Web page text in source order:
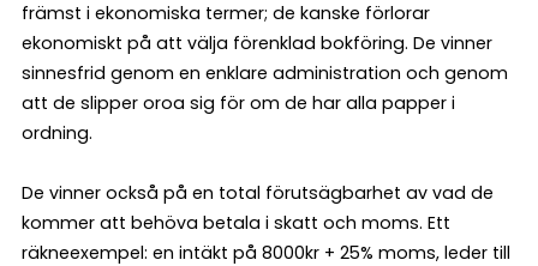
främst i ekonomiska termer; de kanske förlorar
ekonomiskt på att välja förenklad bokföring. De vinner
sinnesfrid genom en enklare administration och genom
att de slipper oroa sig för om de har alla papper i
ordning.
De vinner också på en total förutsägbarhet av vad de
kommer att behöva betala i skatt och moms. Ett
räkneexempel: en intäkt på 8000kr + 25% moms, leder till